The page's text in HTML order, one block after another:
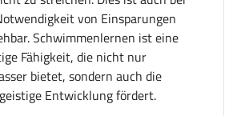
von Einsparungen
Schwimmenlernen ist eine
Fähigkeit, die nicht nur
bietet, sondern auch die
Entwicklung fördert.